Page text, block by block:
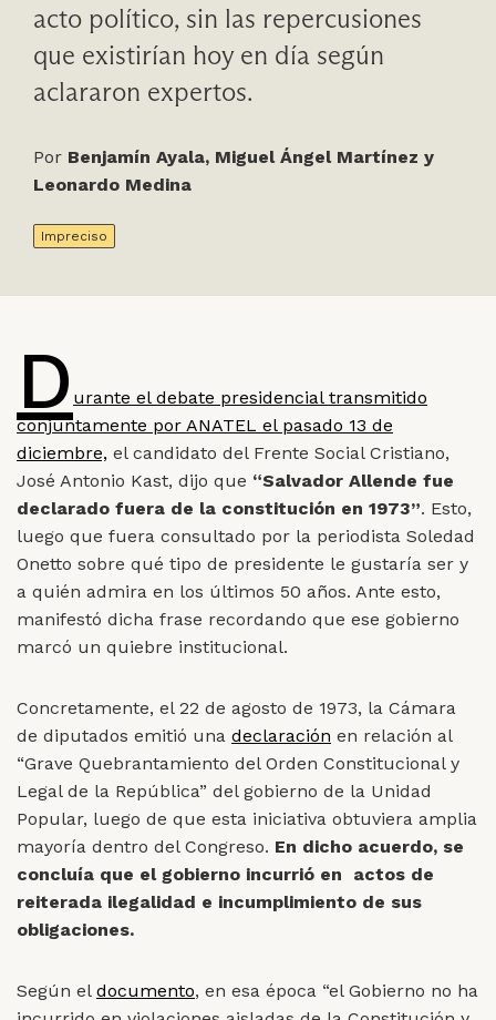
acto político, sin las repercusiones
que existirían hoy en día según
aclararon expertos.
Por Benjamín Ayala, Miguel Ángel Martínez y
Leonardo Medina
Impreciso
D urante el debate presidencial transmitido
conjuntamente por ANATEL el pasado 13 de
diciembre, el candidato del Frente Social Cristiano,
José Antonio Kast, dijo que “Salvador Allende fue
declarado fuera de la constitución en 1973”. Esto,
luego que fuera consultado por la periodista Soledad
Onetto sobre qué tipo de presidente le gustaría ser y
a quién admira en los últimos 50 años. Ante esto,
manifestó dicha frase recordando que ese gobierno
marcó un quiebre institucional.
Concretamente, el 22 de agosto de 1973, la Cámara
de diputados emitió una declaración en relación al
“Grave Quebrantamiento del Orden Constitucional y
Legal de la República” del gobierno de la Unidad
Popular, luego de que esta iniciativa obtuviera amplia
mayoría dentro del Congreso. En dicho acuerdo, se
concluía que el gobierno incurrió en actos de
reiterada ilegalidad e incumplimiento de sus
obligaciones.
Según el documento, en esa época “el Gobierno no ha